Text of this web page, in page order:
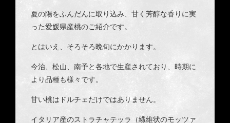
夏の陽をふんだんに取り込み、甘く芳醇な香りに実
った愛媛県産桃のご紹介です。
とはいえ、そろそろ晩旬にかかります。
今治、松山、南予と各地で生産されており、時期に
より品種も様々です。
甘い桃はドルチェだけではありません。
イタリア産のストラチャテッラ（繊維状のモッツァ